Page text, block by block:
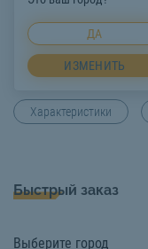
ДА
ИЗМЕНИТЬ
Бетон М200
Характеристики
Быстрый заказ
Выберите город